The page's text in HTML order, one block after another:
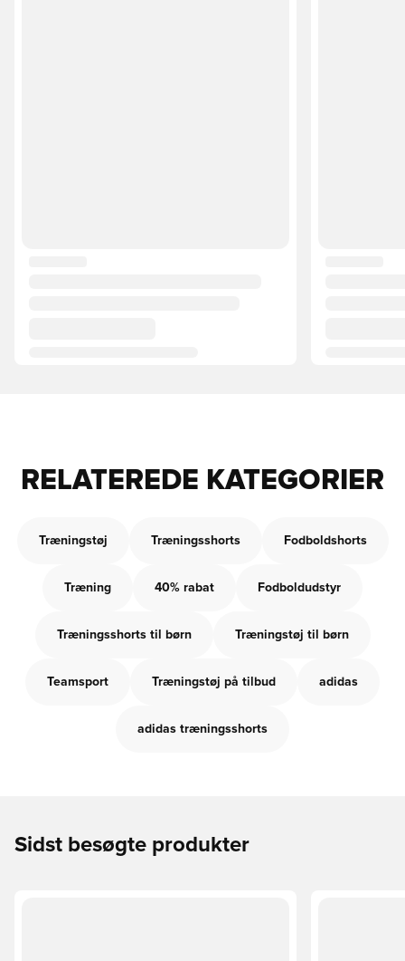
RELATEREDE KATEGORIER
Træningstøj Træningsshorts Fodboldshorts
Træning 40% rabat Fodboldudstyr
Træningsshorts til børn Træningstøj til børn
Teamsport Træningstøj på tilbud adidas
adidas træningsshorts
Sidst besøgte produkter